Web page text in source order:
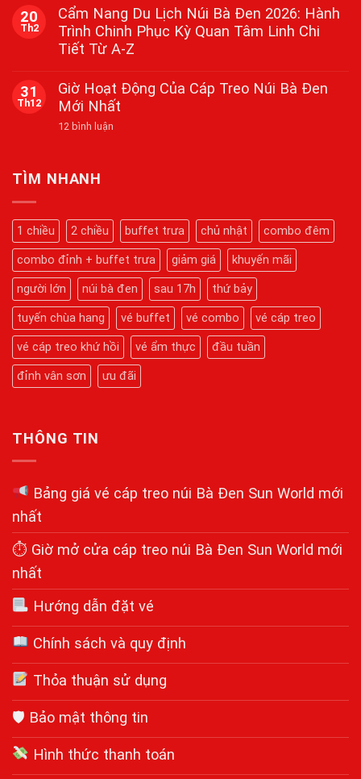
Tây
Ninh
2026
Tháng
Giêng
Hành
Hương
Thiêng,
Nguyện
Cầu
Mãn
bình
luận
Lịch
Hoa
Tầm
Cao
Tại
Dịp
Tết
20
Th2
Cẩm Nang Du Lịch Núi Bà Đen 2026: Hành
Trình Chinh Phục Kỳ Quan Tâm Linh Chi
Tiết Từ A-Z
bình
luận
Cẩm
Núi
Hành
Trình
Chinh
Phục
Kỳ
Quan
Tâm
Linh
Chi
Tiết
Từ
A-
31
Th12
Giờ Hoạt Động Của Cáp Treo Núi Bà Đen
Mới Nhất
12 bình luận
Bà
Đen
Mới
Nhất
TÌM NHANH
1 chiều 2 chiều buffet trưa chủ nhật
combo đêm
combo đỉnh + buffet trưa
giảm giá
khuyến mãi
người lớn
núi bà đen sau 17h
thứ bảy
tuyến chùa hang
vé buffet vé combo
vé cáp treo
vé cáp treo khứ hồi
vé ẩm thực
đầu tuần
đỉnh vân sơn
ưu đãi
THÔNG TIN
Bảng giá vé cáp treo núi Bà Đen Sun World mới
nhất
⏱ Giờ mở cửa cáp treo núi Bà Đen Sun World mới
nhất
Hướng dẫn đặt vé
Chính sách và quy định
Thỏa thuận sử dụng
🛡 Bảo mật thông tin
Hình thức thanh toán